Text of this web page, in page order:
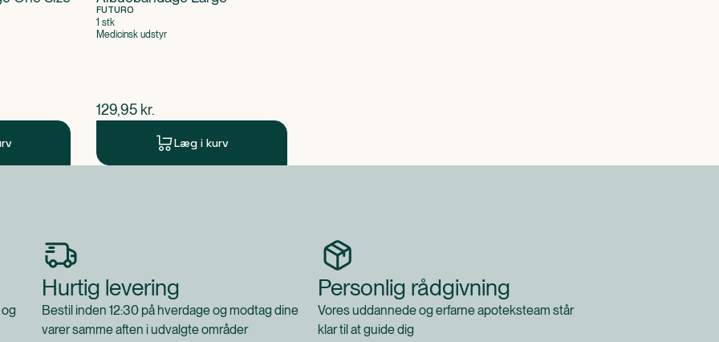
FUTURO
1 stk
Medicinsk udstyr
$nuværende pris
129,95 kr.
Læg i kurv
Hurtig levering
Bestil inden 12:30 på hverdage og modtag dine
varer samme aften i udvalgte områder
Personlig rådgivning
Vores uddannede og erfarne apoteksteam står
klar til at guide dig